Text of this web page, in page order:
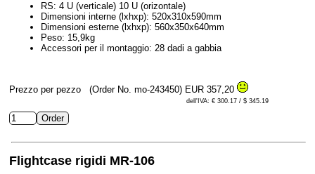
RS: 4 U (verticale) 10 U (orizontale)
Dimensioni interne (lxhxp): 520x310x590mm
Dimensioni esterne (lxhxp): 560x350x640mm
Peso: 15,9kg
Accessori per il montaggio: 28 dadi a gabbia
Prezzo per pezzo (Order No. mo-243450) EUR 357,20
dell'IVA: € 300.17 / $ 345.19
Flightcase rigidi MR-106